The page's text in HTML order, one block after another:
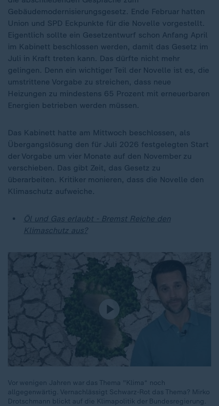
Gebäudemodernisierungsgesetz. Ende Februar hatten
Union und SPD Eckpunkte für die Novelle vorgestellt.
Eigentlich sollte ein Gesetzentwurf schon Anfang April
im Kabinett beschlossen werden, damit das Gesetz im
Juli in Kraft treten kann. Das dürfte nicht mehr
gelingen. Denn ein wichtiger Teil der Novelle ist es, die
umstrittene Vorgabe zu streichen, dass neue
Heizungen zu mindestens 65 Prozent mit erneuerbaren
Energien betrieben werden müssen.
Das Kabinett hatte am Mittwoch beschlossen, als
Übergangslösung den für Juli 2026 festgelegten Start
der Vorgabe um vier Monate auf den November zu
verschieben. Das gibt Zeit, das Gesetz zu
überarbeiten. Kritiker monieren, dass die Novelle den
Klimaschutz aufweiche.
Öl und Gas erlaubt - Bremst Reiche den
Klimaschutz aus?
Vor wenigen Jahren war das Thema "Klima“ noch
allgegenwärtig. Vernachlässigt Schwarz-Rot das Thema? Mirko
Drotschmann blickt auf die Klimapolitik der Bundesregierung.